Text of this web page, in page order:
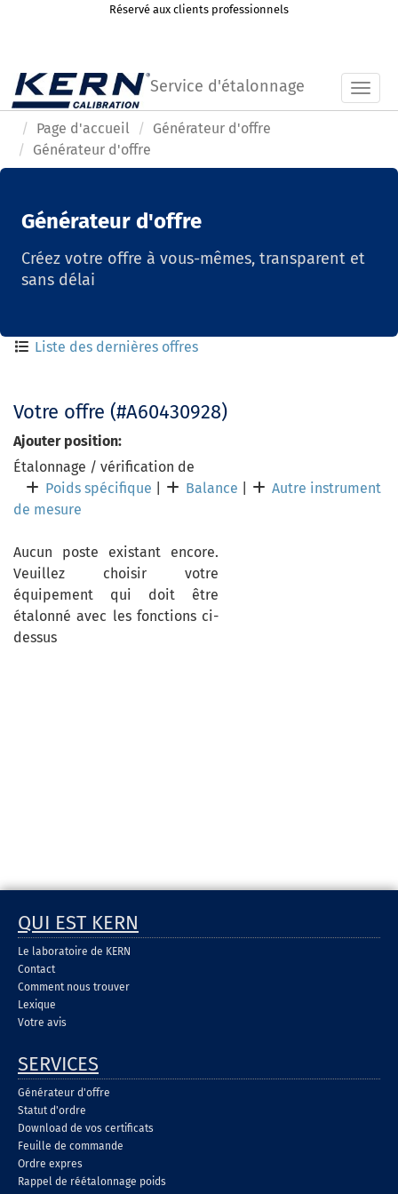
Réservé aux clients professionnels
Service d'étalonnage
Page d'accueil
Générateur d'offre
Générateur d'offre
Générateur d'offre
Créez votre offre à vous-mêmes, transparent et
sans délai
Liste des dernières offres
Votre offre (#A60430928)
Ajouter position:
Étalonnage / vérification de
Poids spécifique
Balance
Autre instrument
de mesure
Aucun poste existant encore.
Veuillez choisir votre
équipement qui doit être
étalonné avec les fonctions ci-
dessus
QUI EST KERN
Le laboratoire de KERN
Contact
Comment nous trouver
Lexique
Votre avis
SERVICES
Générateur d'offre
Statut d'ordre
Download de vos certificats
Feuille de commande
Ordre expres
Rappel de réétalonnage poids